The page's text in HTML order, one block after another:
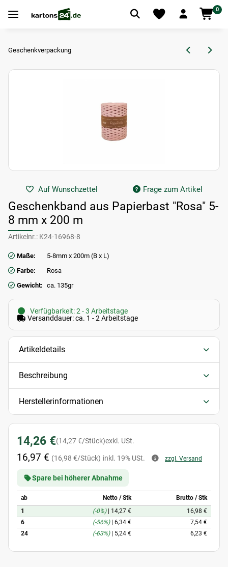
0
Geschenkverpackung
Auf Wunschzettel Frage zum Artikel
Geschenkband aus Papierbast "Rosa" 5-
8 mm x 200 m
Artikelnr.: K24-16968-8
Maße:
5-8mm x 200m (B x L)
Farbe:
Rosa
Gewicht: ca. 135gr
Verfügbarkeit: 2 - 3 Arbeitstage
Versanddauer: ca. 1 - 2 Arbeitstage
Artikeldetails
Beschreibung
Herstellerinformationen
14,26 €(14,27 €/Stück)exkl. USt.
16,97 € (16,98 €/Stück) inkl. 19% USt. zzgl. Versand
Spare bei höherer Abnahme
ab Netto / Stk
Brutto / Stk
1
(-0%) 14,27 €
16,98 €
6
(-56%) 6,34 €
7,54 €
24
(-63%) 5,24 € 6,23 €